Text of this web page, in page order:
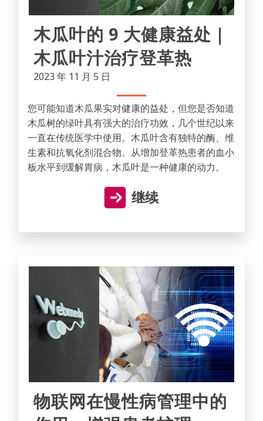
木瓜叶的 9 大健康益处 |
木瓜叶汁治疗登革热
2023 年 11 月 5 日
您可能知道木瓜果实对健康的益处，但您是否知道
木瓜树的绿叶具有强大的治疗功效，几个世纪以来
一直在传统医学中使用。木瓜叶含有独特的酶、维
生素和抗氧化剂混合物。从增加登革热患者的血小
板水平到缓解胃病，木瓜叶是一种健康的动力。
继续
物联网在慢性病管理中的